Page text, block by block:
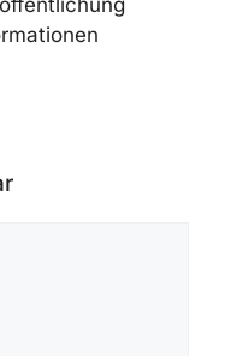
werden auf
bei neuen